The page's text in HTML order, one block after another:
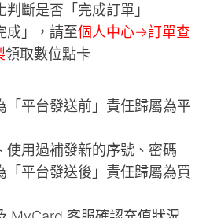
斷是否「完成訂單」
成」，請至個人中心->訂單查
領取數位點卡
「平台發送前」責任歸屬為平
使用過補發新的序號、密碼
「平台發送後」責任歸屬為買